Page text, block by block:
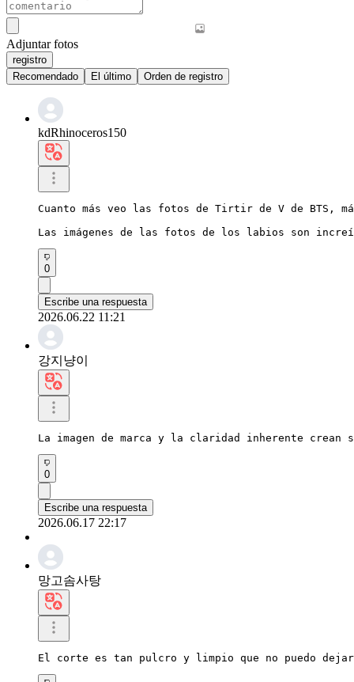
Adjuntar fotos
registro
Recomendado
El último Orden de registro
kdRhinoceros150
Cuanto más veo las fotos de Tirtir de V de BTS,
Las imágenes de las fotos de los labios son
0
Escribe una respuesta
2026.06.22 11:21
강지냥이
La imagen de marca y la claridad inherente
0
Escribe una respuesta
2026.06.17 22:17
망고솜사탕
El corte es tan pulcro y limpio que no puedo